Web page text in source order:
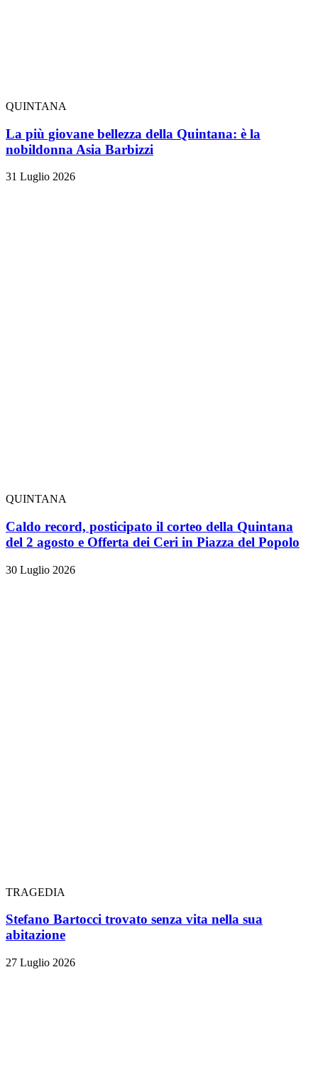
QUINTANA
La più giovane bellezza della Quintana: è la
nobildonna Asia Barbizzi
31 Luglio 2026
QUINTANA
Caldo record, posticipato il corteo della Quintana
del 2 agosto e Offerta dei Ceri in Piazza del Popolo
30 Luglio 2026
TRAGEDIA
Stefano Bartocci trovato senza vita nella sua
abitazione
27 Luglio 2026